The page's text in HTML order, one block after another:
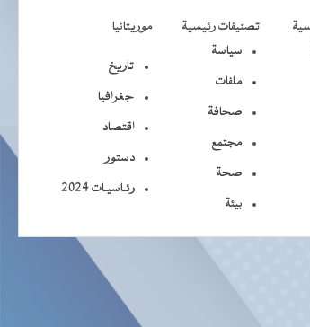
تصنيفات رئيسية
موريتانيا
سياسة
ملفات
صحافة
مجتمع
صحة
بيئة
تاريخ
جغرافيا
اقتصاد
دستور
رئـاسيـات 2024